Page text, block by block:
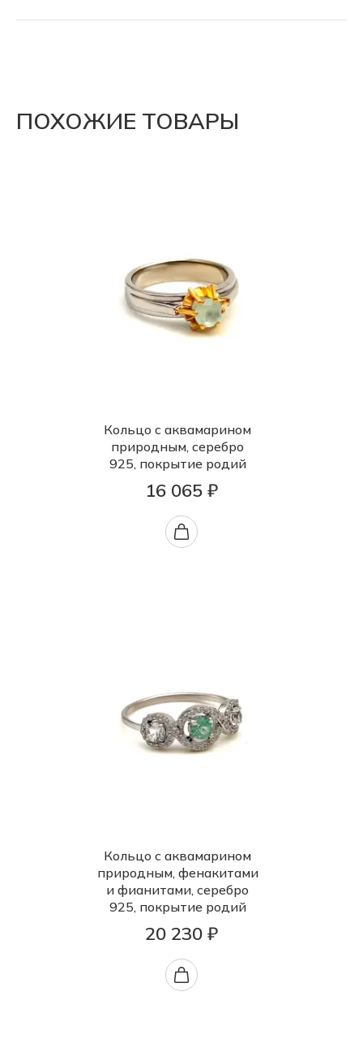
ПОХОЖИЕ ТОВАРЫ
Кольцо с аквамарином
природным, серебро
925, покрытие родий
16 065 ₽
Кольцо с аквамарином
природным, фенакитами
и фианитами, серебро
925, покрытие родий
20 230 ₽